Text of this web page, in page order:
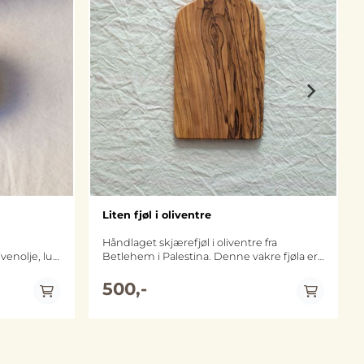
lut
gir fukt til
Liten fjøl i oliventre
Håndlaget skjærefjøl i oliventre fra
Betlehem i Palestina. Denne vakre fjøla er
oliventreprodukter lages av grener som
beskjæres fra oliventrærne etter
500,-